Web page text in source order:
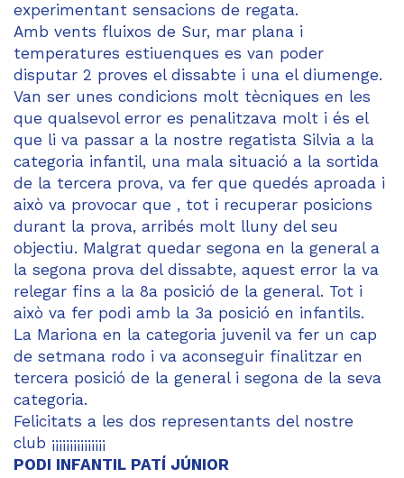
experimentant sensacions de regata.
Amb vents fluixos de Sur, mar plana i
temperatures estiuenques es van poder
disputar 2 proves el dissabte i una el diumenge.
Van ser unes condicions molt tècniques en les
que qualsevol error es penalitzava molt i és el
que li va passar a la nostre regatista Silvia a la
categoria infantil, una mala situació a la sortida
de la tercera prova, va fer que quedés aproada i
això va provocar que , tot i recuperar posicions
durant la prova, arribés molt lluny del seu
objectiu. Malgrat quedar segona en la general a
la segona prova del dissabte, aquest error la va
relegar fins a la 8a posició de la general. Tot i
això va fer podi amb la 3a posició en infantils.
La Mariona en la categoria juvenil va fer un cap
de setmana rodo i va aconseguir finalitzar en
tercera posició de la general i segona de la seva
categoria.
Felicitats a les dos representants del nostre
club ¡¡¡¡¡¡¡¡¡¡¡¡¡¡¡
PODI INFANTIL PATÍ JÚNIOR